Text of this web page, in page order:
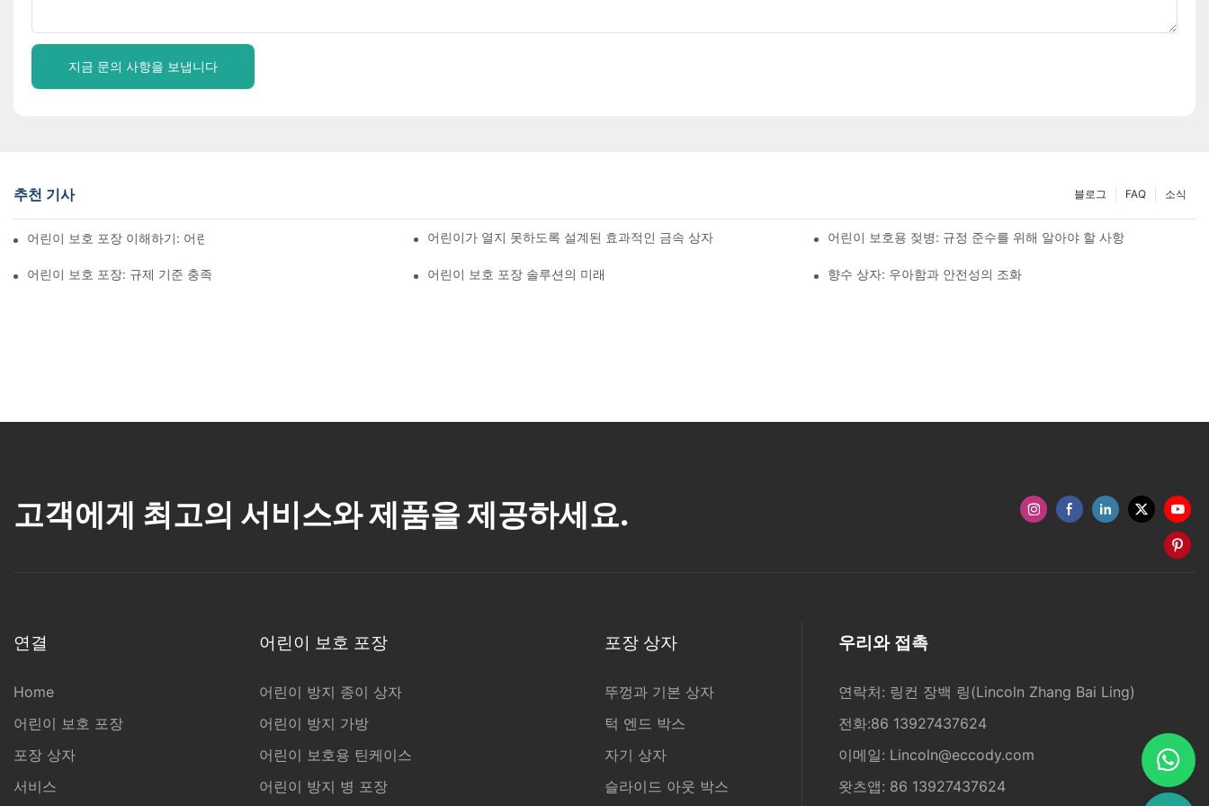
지금 문의 사항을 보냅니다
추천 기사 소식
FAQ
블로그
어린이 보호 포장 이해하기: 어린이의 안전 확보 어린이가 열지 못하도록 설계된 효과적인 금속 상자 어린이 보호용 젖병: 규정 준수를 위해 알아야 할 사항
어린이 보호 포장: 규제 기준 충족 어린이 보호 포장 솔루션의 미래 향수 상자: 우아함과 안전성의 조화
고객에게 최고의 서비스와 제품을 제공하세요.
연결
Home
어린이 보호 포장
포장 상자
서비스
어린이 보호 포장
어린이 방지 종이 상자
어린이 방지 가방
어린이 보호용 틴케이스
어린이 방지 병 포장
포장 상자
뚜껑과 기본 상자
턱 엔드 박스
자기 상자
슬라이드 아웃 박스
우리와 접촉
연락처: 링컨 장백 링(Lincoln Zhang Bai Ling)
전화:86 13927437624
이메일: Lincoln@eccody.com
왓츠앱: 86 13927437624